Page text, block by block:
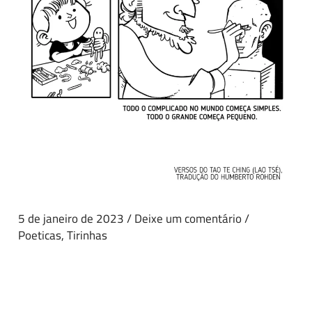
5 de janeiro de 2023/Deixe um comentário/
Poeticas,Tirinhas